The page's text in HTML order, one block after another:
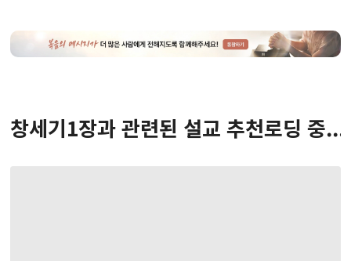
창세기1장과 관련된 설교 추천로딩 중...